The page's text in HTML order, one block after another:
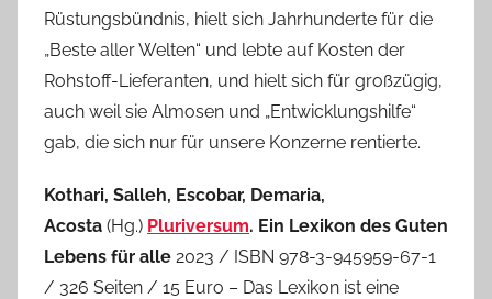
Rüstungsbündnis, hielt sich Jahrhunderte für die
„Beste aller Welten“ und lebte auf Kosten der
Rohstoff-Lieferanten, und hielt sich für großzügig,
auch weil sie Almosen und „Entwicklungshilfe“
gab, die sich nur für unsere Konzerne rentierte.
Kothari, Salleh, Escobar, Demaria,
Acosta (Hg.) Pluriversum. Ein Lexikon des Guten
Lebens für alle 2023 / ISBN 978-3-945959-67-1
/ 326 Seiten / 15 Euro – Das Lexikon ist eine